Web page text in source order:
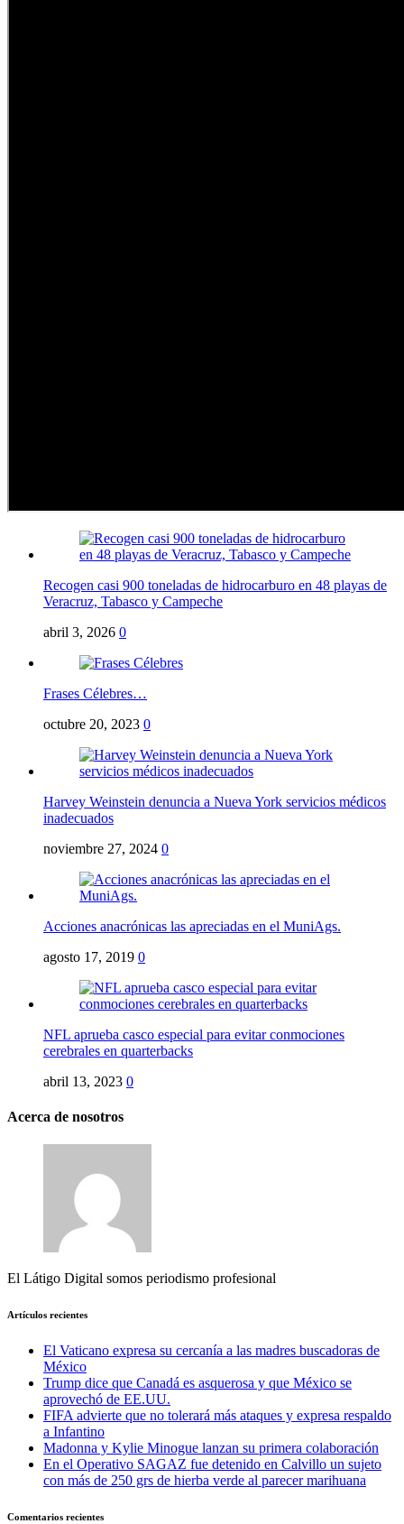
Recogen casi 900 toneladas de hidrocarburo en 48 playas de
Veracruz, Tabasco y Campeche
abril 3, 2026 0
Frases Célebres…
octubre 20, 2023 0
Harvey Weinstein denuncia a Nueva York servicios médicos
inadecuados
noviembre 27, 2024 0
Acciones anacrónicas las apreciadas en el MuniAgs.
agosto 17, 2019 0
NFL aprueba casco especial para evitar conmociones
cerebrales en quarterbacks
abril 13, 2023 0
Acerca de nosotros
El Látigo Digital somos periodismo profesional
Artículos recientes
El Vaticano expresa su cercanía a las madres buscadoras de
México
Trump dice que Canadá es asquerosa y que México se
aprovechó de EE.UU.
FIFA advierte que no tolerará más ataques y expresa respaldo
a Infantino
Madonna y Kylie Minogue lanzan su primera colaboración
En el Operativo SAGAZ fue detenido en Calvillo un sujeto
con más de 250 grs de hierba verde al parecer marihuana
Comentarios recientes